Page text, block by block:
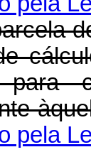
para
pela